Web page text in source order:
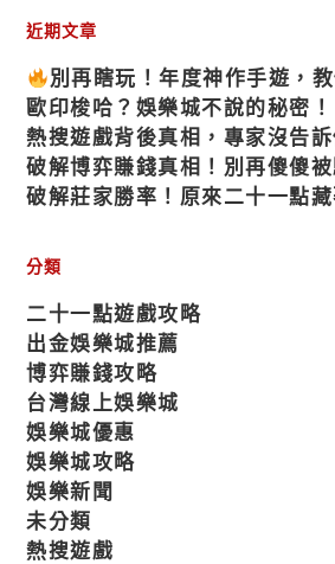
近期文章
別再瞎玩！年度神作手遊，
歐印梭哈？娛樂城不說的秘密！
熱搜遊戲背後真相，專家沒告訴
破解博弈賺錢真相！別再傻傻被
破解莊家勝率！原來二十一點
分類
二十一點遊戲攻略
出金娛樂城推薦
博弈賺錢攻略
台灣線上娛樂城
娛樂城優惠
娛樂城攻略
娛樂新聞
未分類
熱搜遊戲